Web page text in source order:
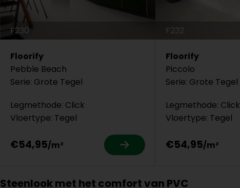
F230
Floorify
Pebble Beach
Serie: Grote Tegel
Legmethode: Click
Vloertype: Tegel
€54,95
F232
Floorify
Piccolo
Serie: Grote Tegel
Legmethode: Click
Vloertype: Tegel
€54,95
Steenlook met het comfort van PVC